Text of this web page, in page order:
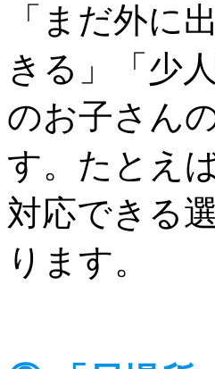
「まだ外に
きる」「少
のお子さん
す。たとえ
対応できる
ります。